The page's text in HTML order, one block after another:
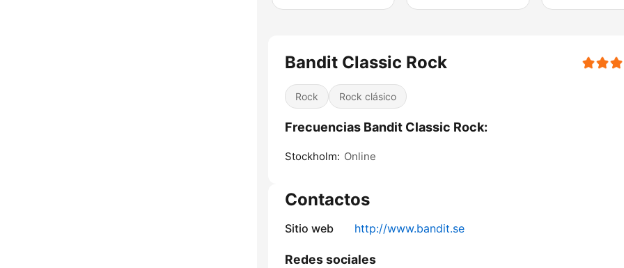
Bandit Classic Rock
Rock Rock clásico
Frecuencias Bandit Classic Rock:
Stockholm: Online
Contactos
Sitio web http://www.bandit.se
Redes sociales